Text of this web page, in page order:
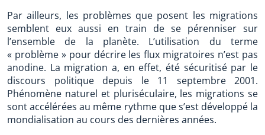
Par ailleurs, les problèmes que posent les migrations
semblent eux aussi en train de se pérenniser sur
l’ensemble de la planète. L’utilisation du terme
« problème » pour décrire les flux migratoires n’est pas
anodine. La migration a, en effet, été sécuritisé par le
discours politique depuis le 11 septembre 2001.
Phénomène naturel et pluriséculaire, les migrations se
sont accélérées au même rythme que s’est développé la
mondialisation au cours des dernières années.